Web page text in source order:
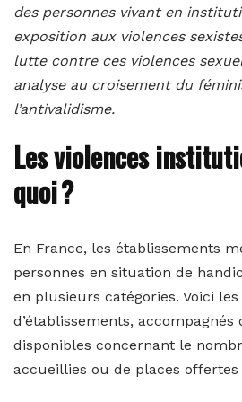
des personnes vivant en
exposition aux violences
lutte contre ces violences
analyse au croisement du
l’antivalidisme.
Les violences
quoi ?
En France, les établissements
personnes en situation de
en plusieurs catégories. Voici
d’établissements, accompagnés
disponibles concernant le
accueillies ou de places offertes